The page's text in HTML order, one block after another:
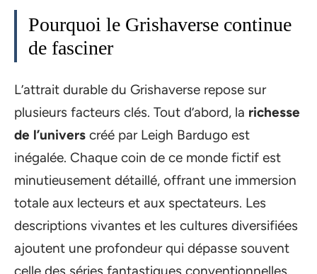
Pourquoi le Grishaverse continue
de fasciner
L’attrait durable du Grishaverse repose sur
plusieurs facteurs clés. Tout d’abord, la richesse
de l’univers créé par Leigh Bardugo est
inégalée. Chaque coin de ce monde fictif est
minutieusement détaillé, offrant une immersion
totale aux lecteurs et aux spectateurs. Les
descriptions vivantes et les cultures diversifiées
ajoutent une profondeur qui dépasse souvent